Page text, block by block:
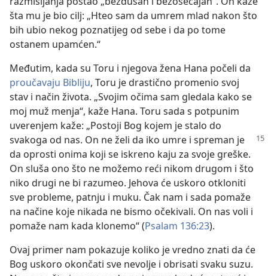
šta mu je bio cilj: „Hteo sam da umrem mlad nakon što
bih ubio nekog poznatijeg od sebe i da po tome
ostanem upamćen.“
Međutim, kada su Toru i njegova žena Hana počeli da
proučavaju Bibliju, Toru je drastično promenio svoj
stav i način života. „Svojim očima sam gledala kako se
moj muž menja“, kaže Hana. Toru sada s potpunim
uverenjem kaže: „Postoji Bog kojem je stalo do
svakoga od nas. On ne želi da iko umre i spreman je
da oprosti onima koji se iskreno kaju za svoje greške.
On sluša ono što ne možemo reći nikom drugom i što
niko drugi ne bi razumeo. Jehova će uskoro otkloniti
sve probleme, patnju i muku. Čak nam i sada pomaže
na načine koje nikada ne bismo očekivali. On nas voli i
pomaže nam kada klonemo“ (Psalam 136:23).
Ovaj primer nam pokazuje koliko je vredno znati da će
Bog uskoro okončati sve nevolje i obrisati svaku suzu.